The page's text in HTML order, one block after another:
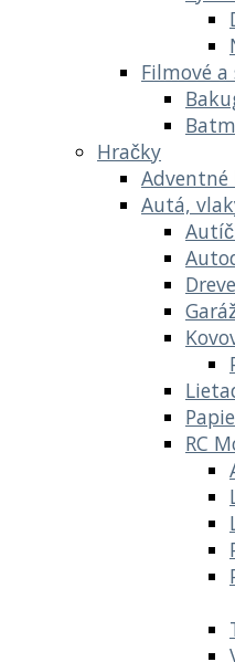
Filmové a
Hračky
Adventné
Autá,
RC